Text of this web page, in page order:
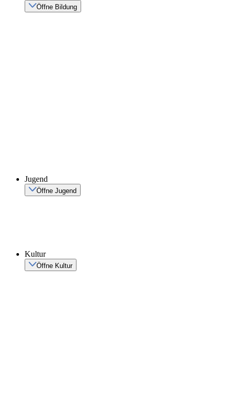
Öffne Bildung
Jugend
Öffne Jugend
Kultur
Öffne Kultur